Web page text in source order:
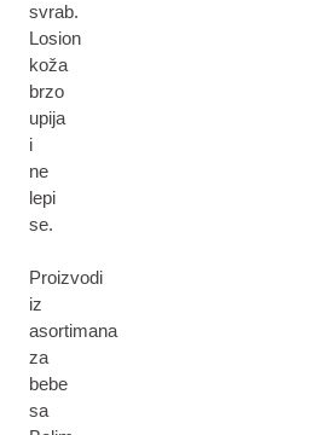
svrab.
Losion
koža
brzo
upija
i
ne
lepi
se.
Proizvodi
iz
asortimana
za
bebe
sa